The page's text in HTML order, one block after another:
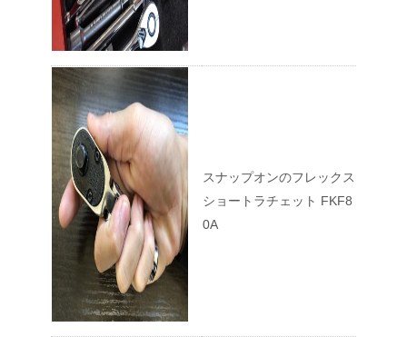
スナップオンのフレックス
ショートラチェット FKF8
0A